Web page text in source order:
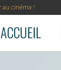
au cinéma !
ACCUEIL